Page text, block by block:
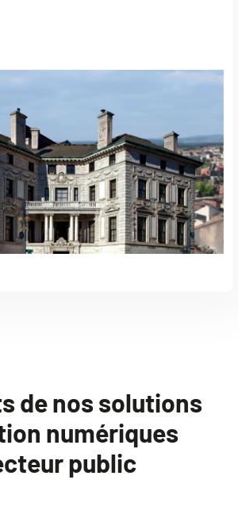
de nos solutions
numériques
public